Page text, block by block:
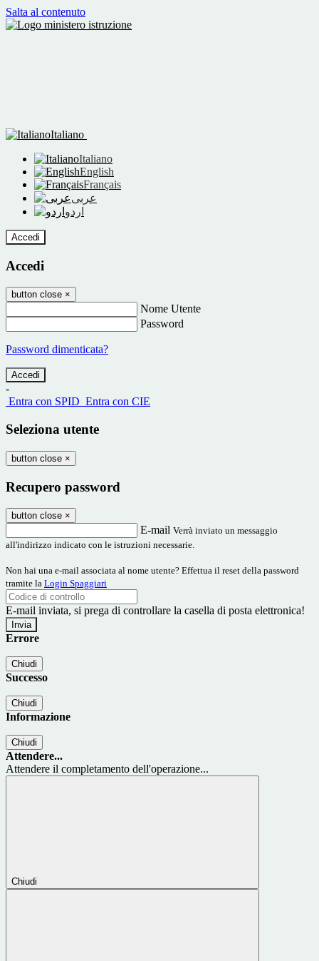
Salta al contenuto
Italiano
Italiano
English
Français
عربى
اردو
Accedi
Accedi
button close ×
Nome Utente
Password
Password dimenticata?
-
Entra con SPID Entra con CIE
Seleziona utente
button close ×
Recupero password
button close ×
E-mail Verrà inviato un messaggio
all'indirizzo indicato con le istruzioni necessarie.
Non hai una e-mail associata al nome utente? Effettua il reset della password
tramite la Login Spaggiari
E-mail inviata, si prega di controllare la casella di posta elettronica!
Errore
Chiudi
Successo
Chiudi
Informazione
Chiudi
Attendere...
Attendere il completamento dell'operazione...
Chiudi